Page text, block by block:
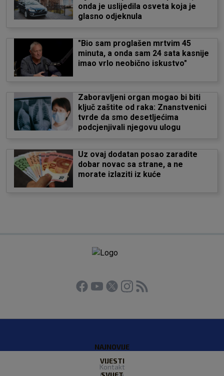
onda je uslijedila osveta koja je
glasno odjeknula
"Bio sam proglašen mrtvim 45
minuta, a onda sam 24 sata kasnije
imao vrlo neobično iskustvo"
Zaboravljeni organ mogao bi biti
ključ zaštite od raka: Znanstvenici
tvrde da smo desetljećima
podcjenjivali njegovu ulogu
Uz ovaj dodatan posao zaradite
dobar novac sa strane, a ne
morate izlaziti iz kuće
NAJNOVIJE
VIJESTI
Kontakt